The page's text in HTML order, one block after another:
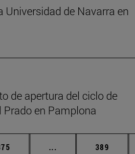
de Navarra en
de apertura del ciclo de
en Pamplona
... Páginas intermedias
Página
389